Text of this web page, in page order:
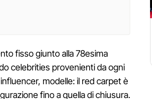
fisso giunto alla 78esima
celebrities provenienti da ogni
modelle: il red carpet è
fino a quella di chiusura.